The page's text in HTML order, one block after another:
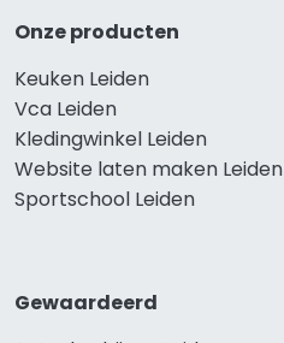
Onze producten
Keuken Leiden
Vca Leiden
Kledingwinkel Leiden
Website laten maken Leiden
Sportschool Leiden
Gewaardeerd